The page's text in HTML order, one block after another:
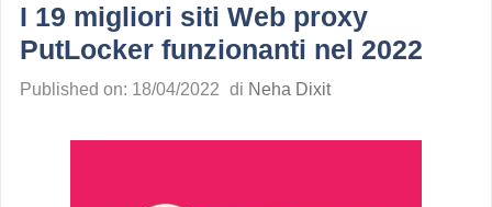
I 19 migliori siti Web proxy
PutLocker funzionanti nel 2022
Published on: 18/04/2022 di Neha Dixit